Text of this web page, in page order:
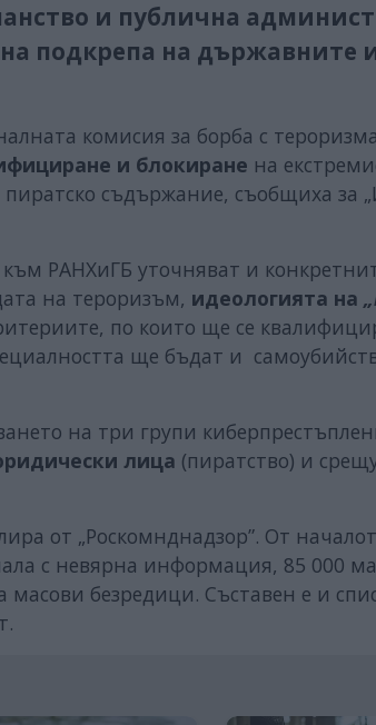
и публична
подкрепа на държавните
комисия за борба с
и блокиране на
съдържание, съобщиха за
РАНХиГБ уточняват и
на тероризъм, идеологията на
по които ще се
ще бъдат и
на три групи
лица (пиратство) и
от „Роскомнднадзор”. От
с невярна информация, 85 000
безредици. Съставен е и